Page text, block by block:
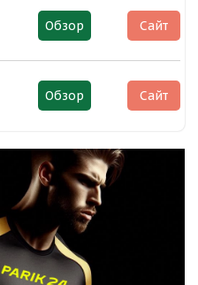
Обзор Сайт
Обзор Сайт